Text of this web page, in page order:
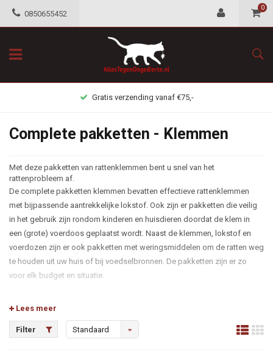
0850655452
0
Gratis verzending vanaf €75,-
Complete pakketten - Klemmen
Met deze pakketten van rattenklemmen bent u snel van het
rattenprobleem af.
De complete pakketten klemmen bevatten effectieve rattenklemmen
met bijpassende aantrekkelijke lokstof. Ook zijn er pakketten die veilig
in het gebruik zijn rondom kinderen en huisdieren doordat de klem in
een (grote) voerdoos geplaatst wordt. Naast de klemmen, lokstof en
voerdozen zijn er ook pakketten met weringsmiddelen om de ratten weg
te houden uit uw huis of bij voedselbronnen. De pakketten zijn er zo
voor elk budget en situatie.
Los bestellen?
Mocht u onderdelen los willen bestellen of voor andere klemmen en
Lees meer
Filter Standaard